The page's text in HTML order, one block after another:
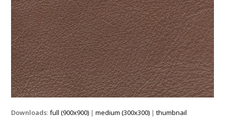
Downloads:full (900x900) |medium (300x300) |thumbnail